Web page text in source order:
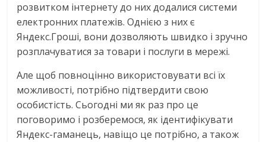
розвитком інтернету до них додалися системи
електронних платежів. Однією з них є
Яндекс.Гроші, вони дозволяють швидко і зручно
розплачуватися за товари і послуги в мережі.
Але щоб повноцінно використовувати всі їх
можливості, потрібно підтвердити свою
особистість. Сьогодні ми як раз про це
поговоримо і розберемося, як ідентифікувати
Яндекс-гаманець, навіщо це потрібно, а також